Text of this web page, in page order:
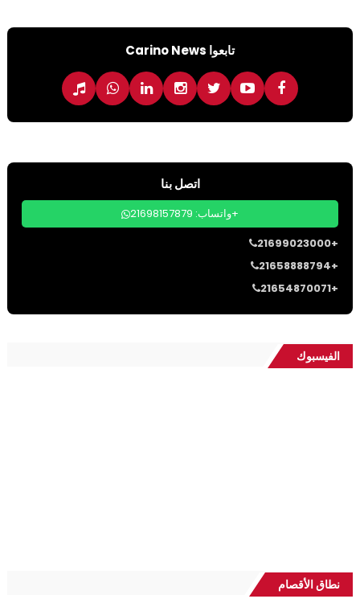
تابعوا Carino News
اتصل بنا
واتساب: 21698157879+
21699023000+
21658888794+
21654870071+
الفيسبوك
نطاق الأقصام